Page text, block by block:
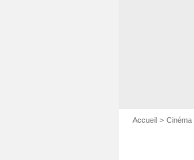
Accueil Cinéma